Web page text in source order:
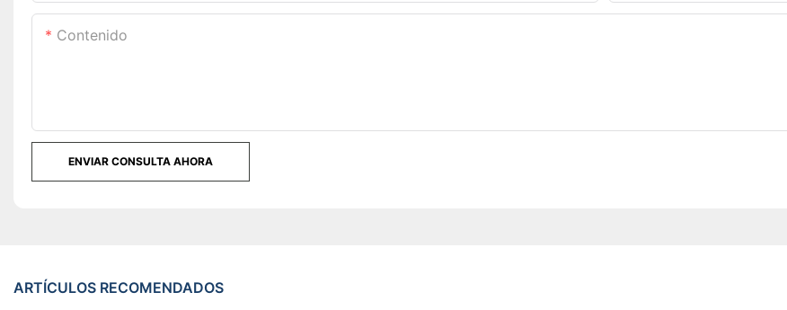
Contenido
ENVIAR CONSULTA AHORA
ARTÍCULOS RECOMENDADOS